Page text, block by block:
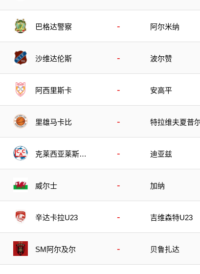
巴格达警察 - 阿尔米纳
沙维达伦斯 - 波尔赞
阿西里斯卡 - 安高平
里雄马卡比 - 特拉维夫夏普
克莱西亚莱斯竞
- 迪亚兹
威尔士 - 加纳
辛达卡拉U23 - 吉维森特U23
SM阿尔及尔 - 贝鲁扎达